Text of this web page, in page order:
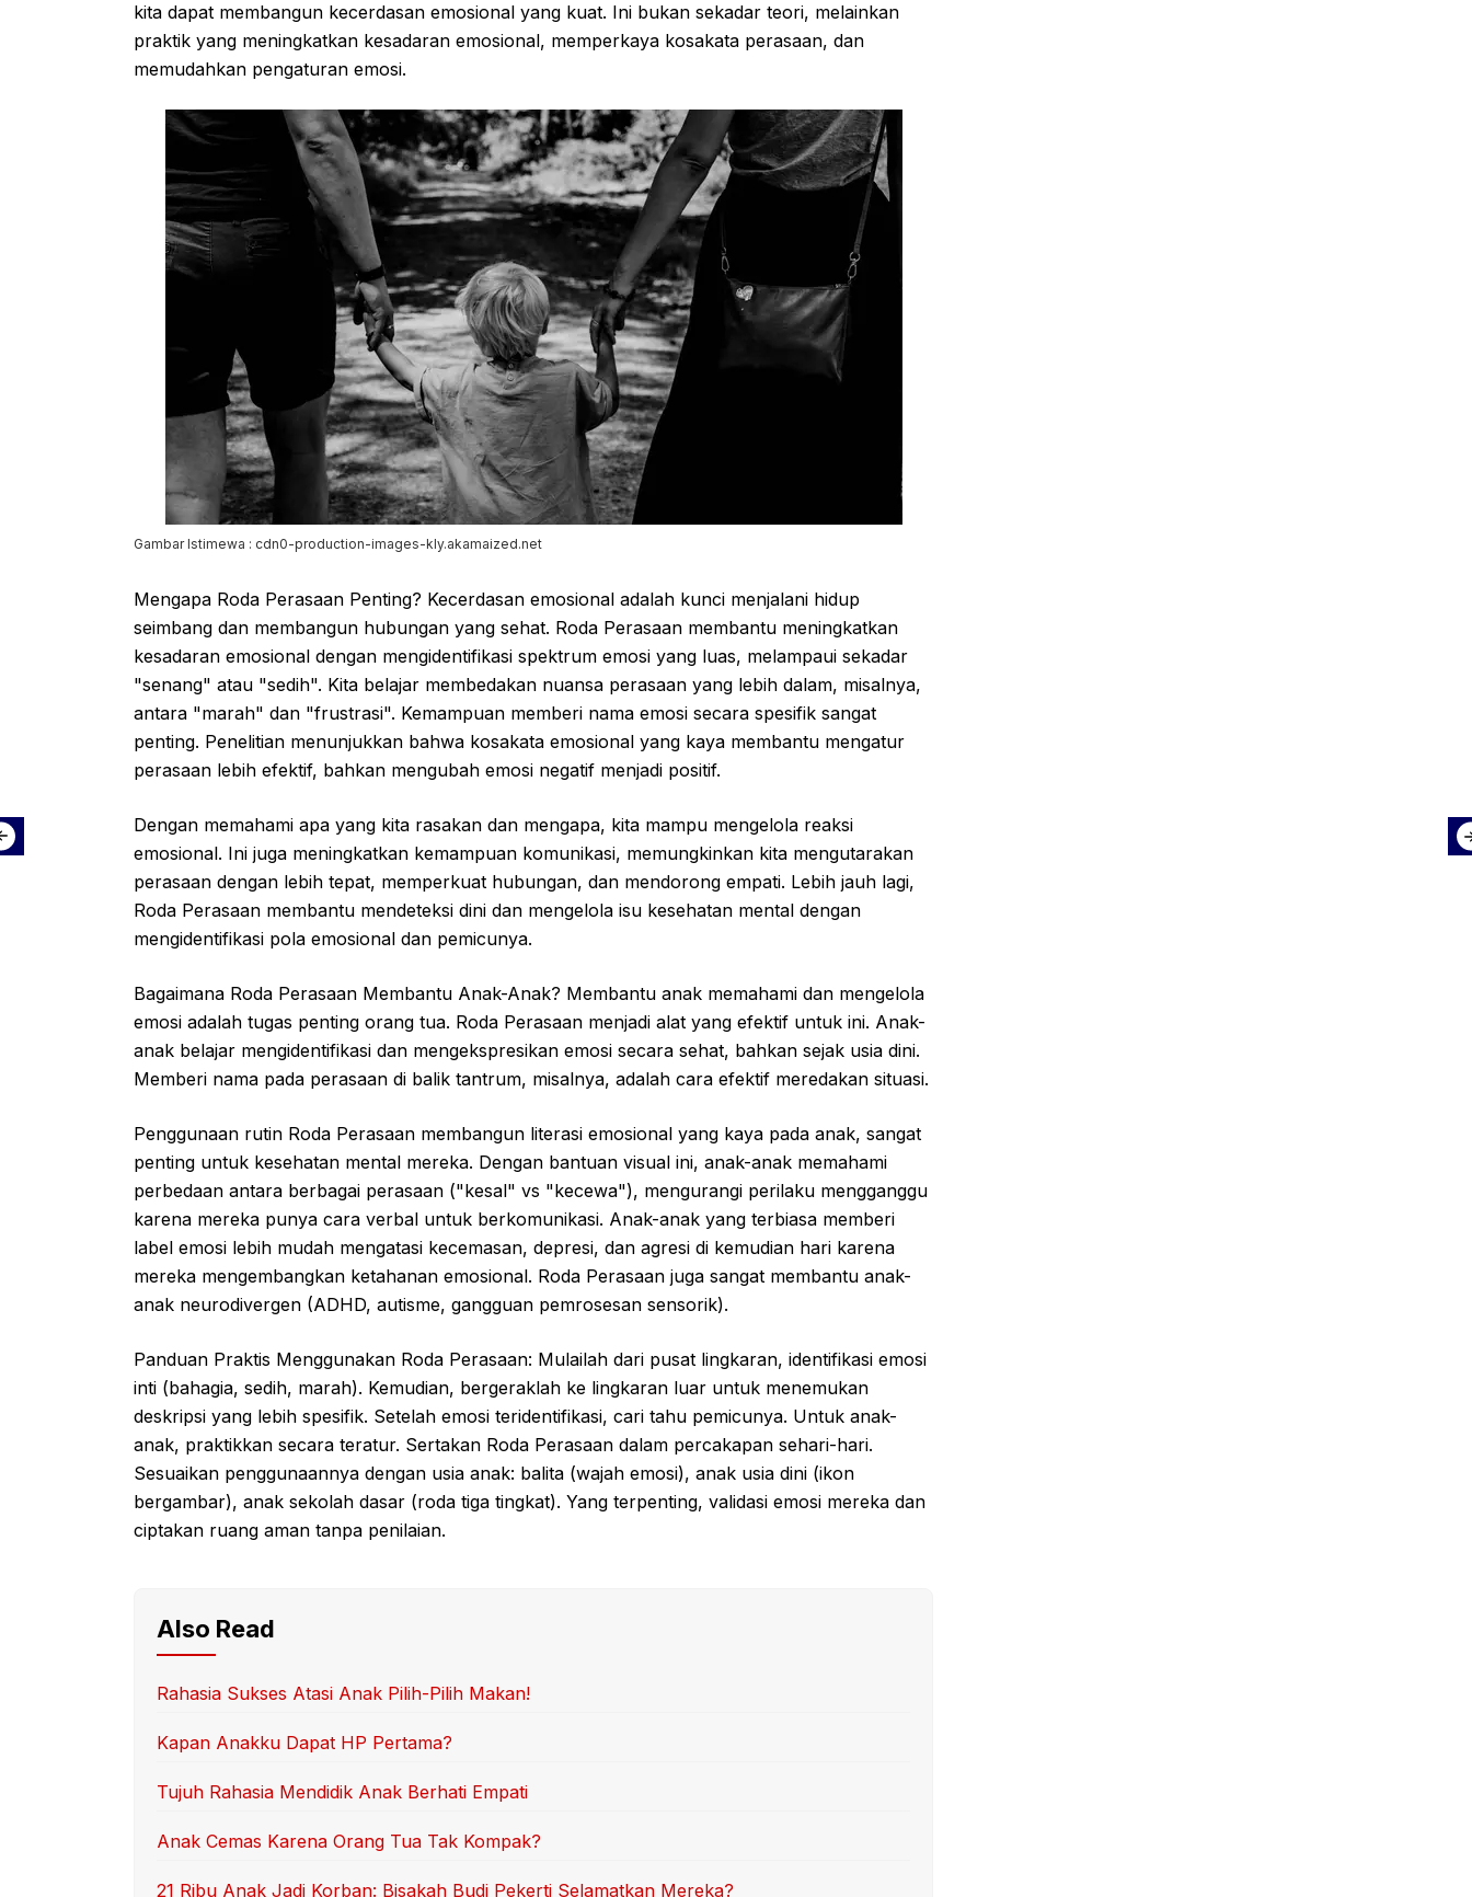
kita dapat membangun kecerdasan emosional yang kuat. Ini bukan sekadar teori, melainkan
praktik yang meningkatkan kesadaran emosional, memperkaya kosakata perasaan, dan
memudahkan pengaturan emosi.
Gambar Istimewa : cdn0-production-images-kly.akamaized.net
Mengapa Roda Perasaan Penting? Kecerdasan emosional adalah kunci menjalani hidup
seimbang dan membangun hubungan yang sehat. Roda Perasaan membantu meningkatkan
kesadaran emosional dengan mengidentifikasi spektrum emosi yang luas, melampaui sekadar
"senang" atau "sedih". Kita belajar membedakan nuansa perasaan yang lebih dalam, misalnya,
antara "marah" dan "frustrasi". Kemampuan memberi nama emosi secara spesifik sangat
penting. Penelitian menunjukkan bahwa kosakata emosional yang kaya membantu mengatur
perasaan lebih efektif, bahkan mengubah emosi negatif menjadi positif.
Dengan memahami apa yang kita rasakan dan mengapa, kita mampu mengelola reaksi
emosional. Ini juga meningkatkan kemampuan komunikasi, memungkinkan kita mengutarakan
perasaan dengan lebih tepat, memperkuat hubungan, dan mendorong empati. Lebih jauh lagi,
Roda Perasaan membantu mendeteksi dini dan mengelola isu kesehatan mental dengan
mengidentifikasi pola emosional dan pemicunya.
Bagaimana Roda Perasaan Membantu Anak-Anak? Membantu anak memahami dan mengelola
emosi adalah tugas penting orang tua. Roda Perasaan menjadi alat yang efektif untuk ini. Anak-
anak belajar mengidentifikasi dan mengekspresikan emosi secara sehat, bahkan sejak usia dini.
Memberi nama pada perasaan di balik tantrum, misalnya, adalah cara efektif meredakan situasi.
Penggunaan rutin Roda Perasaan membangun literasi emosional yang kaya pada anak, sangat
penting untuk kesehatan mental mereka. Dengan bantuan visual ini, anak-anak memahami
perbedaan antara berbagai perasaan ("kesal" vs "kecewa"), mengurangi perilaku mengganggu
karena mereka punya cara verbal untuk berkomunikasi. Anak-anak yang terbiasa memberi
label emosi lebih mudah mengatasi kecemasan, depresi, dan agresi di kemudian hari karena
mereka mengembangkan ketahanan emosional. Roda Perasaan juga sangat membantu anak-
anak neurodivergen (ADHD, autisme, gangguan pemrosesan sensorik).
Panduan Praktis Menggunakan Roda Perasaan: Mulailah dari pusat lingkaran, identifikasi emosi
inti (bahagia, sedih, marah). Kemudian, bergeraklah ke lingkaran luar untuk menemukan
deskripsi yang lebih spesifik. Setelah emosi teridentifikasi, cari tahu pemicunya. Untuk anak-
anak, praktikkan secara teratur. Sertakan Roda Perasaan dalam percakapan sehari-hari.
Sesuaikan penggunaannya dengan usia anak: balita (wajah emosi), anak usia dini (ikon
bergambar), anak sekolah dasar (roda tiga tingkat). Yang terpenting, validasi emosi mereka dan
ciptakan ruang aman tanpa penilaian.
Also Read
Rahasia Sukses Atasi Anak Pilih-Pilih Makan!
Kapan Anakku Dapat HP Pertama?
Tujuh Rahasia Mendidik Anak Berhati Empati
Anak Cemas Karena Orang Tua Tak Kompak?
21 Ribu Anak Jadi Korban: Bisakah Budi Pekerti Selamatkan Mereka?